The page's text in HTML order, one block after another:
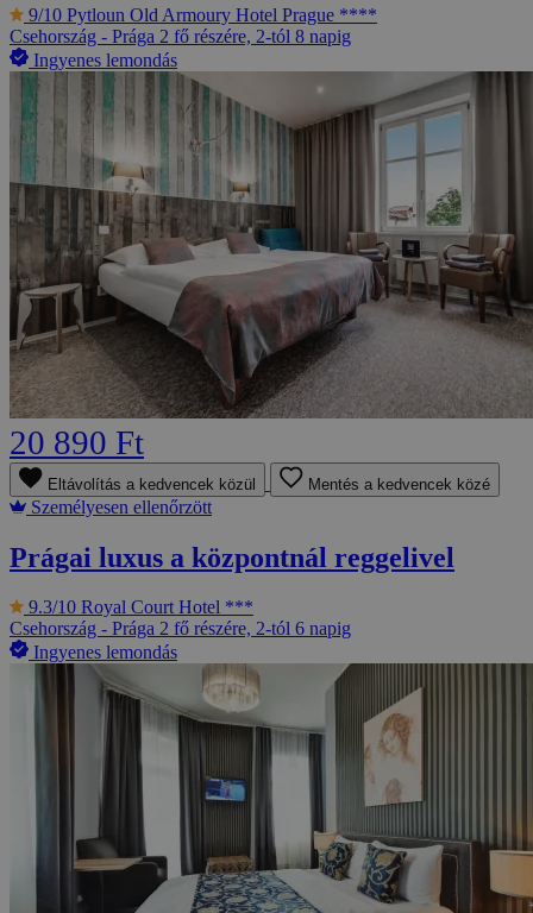
9/10 Pytloun Old Armoury Hotel Prague ****
Csehország - Prága 2 fő részére, 2-tól 8 napig
Ingyenes lemondás
20 890 Ft
Eltávolítás a kedvencek közül Mentés a kedvencek közé
Személyesen ellenőrzött
Prágai luxus a központnál reggelivel
9.3/10 Royal Court Hotel ***
Csehország - Prága 2 fő részére, 2-tól 6 napig
Ingyenes lemondás